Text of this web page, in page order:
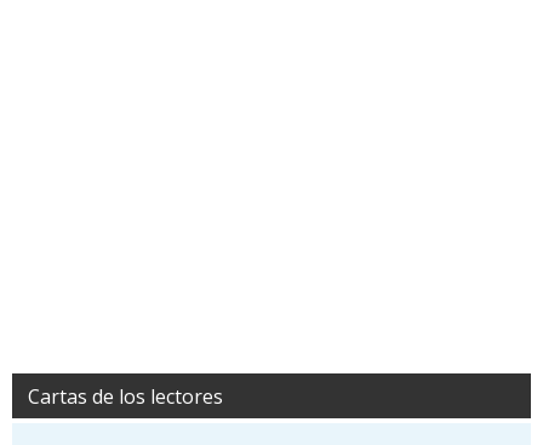
Cartas de los lectores